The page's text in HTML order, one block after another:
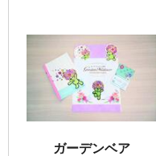
ガーデンベア